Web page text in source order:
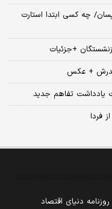
چه کسی ابتدا استارت
+جزئیات
پدرش + عکس
یادداشت تفاهم جدید
فردا
روزنامه دنیای اقتصاد